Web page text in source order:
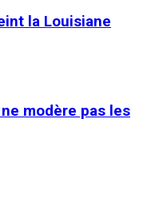
la Louisiane
modère pas les